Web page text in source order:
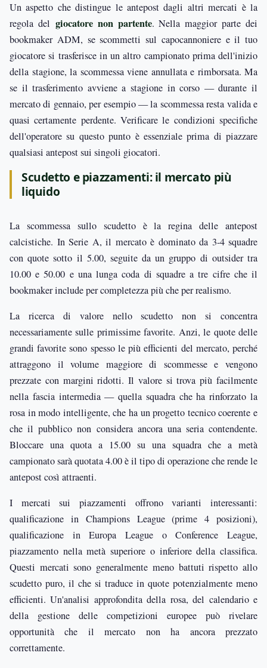
Un aspetto che distingue le antepost dagli altri mercati è la
regola del giocatore non partente. Nella maggior parte dei
bookmaker ADM, se scommetti sul capocannoniere e il tuo
giocatore si trasferisce in un altro campionato prima dell'inizio
della stagione, la scommessa viene annullata e rimborsata. Ma
se il trasferimento avviene a stagione in corso — durante il
mercato di gennaio, per esempio — la scommessa resta valida e
quasi certamente perdente. Verificare le condizioni specifiche
dell'operatore su questo punto è essenziale prima di piazzare
qualsiasi antepost sui singoli giocatori.
Scudetto e piazzamenti: il mercato più
liquido
La scommessa sullo scudetto è la regina delle antepost
calcistiche. In Serie A, il mercato è dominato da 3-4 squadre
con quote sotto il 5.00, seguite da un gruppo di outsider tra
10.00 e 50.00 e una lunga coda di squadre a tre cifre che il
bookmaker include per completezza più che per realismo.
La ricerca di valore nello scudetto non si concentra
necessariamente sulle primissime favorite. Anzi, le quote delle
grandi favorite sono spesso le più efficienti del mercato, perché
attraggono il volume maggiore di scommesse e vengono
prezzate con margini ridotti. Il valore si trova più facilmente
nella fascia intermedia — quella squadra che ha rinforzato la
rosa in modo intelligente, che ha un progetto tecnico coerente e
che il pubblico non considera ancora una seria contendente.
Bloccare una quota a 15.00 su una squadra che a metà
campionato sarà quotata 4.00 è il tipo di operazione che rende le
antepost così attraenti.
I mercati sui piazzamenti offrono varianti interessanti:
qualificazione in Champions League (prime 4 posizioni),
qualificazione in Europa League o Conference League,
piazzamento nella metà superiore o inferiore della classifica.
Questi mercati sono generalmente meno battuti rispetto allo
scudetto puro, il che si traduce in quote potenzialmente meno
efficienti. Un'analisi approfondita della rosa, del calendario e
della gestione delle competizioni europee può rivelare
opportunità che il mercato non ha ancora prezzato
correttamente.